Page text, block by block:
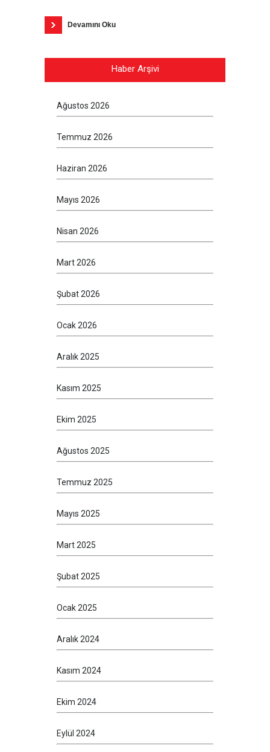
Devamını Oku
Haber Arşivi
Ağustos 2026
Temmuz 2026
Haziran 2026
Mayıs 2026
Nisan 2026
Mart 2026
Şubat 2026
Ocak 2026
Aralık 2025
Kasım 2025
Ekim 2025
Ağustos 2025
Temmuz 2025
Mayıs 2025
Mart 2025
Şubat 2025
Ocak 2025
Aralık 2024
Kasım 2024
Ekim 2024
Eylül 2024